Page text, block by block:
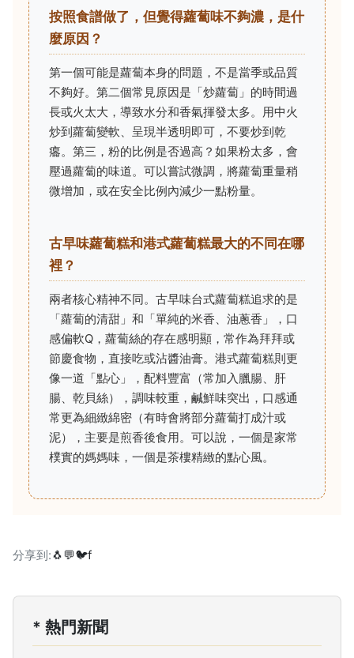
按照食譜做了，但覺得蘿蔔味不夠濃，是什
麼原因？
第一個可能是蘿蔔本身的問題，不是當季或品質
不夠好。第二個常見原因是「炒蘿蔔」的時間過
長或火太大，導致水分和香氣揮發太多。用中火
炒到蘿蔔變軟、呈現半透明即可，不要炒到乾
癟。第三，粉的比例是否過高？如果粉太多，會
壓過蘿蔔的味道。可以嘗試微調，將蘿蔔重量稍
微增加，或在安全比例內減少一點粉量。
古早味蘿蔔糕和港式蘿蔔糕最大的不同在哪
裡？
兩者核心精神不同。古早味台式蘿蔔糕追求的是
「蘿蔔的清甜」和「單純的米香、油蔥香」，口
感偏軟Q，蘿蔔絲的存在感明顯，常作為拜拜或
節慶食物，直接吃或沾醬油膏。港式蘿蔔糕則更
像一道「點心」，配料豐富（常加入臘腸、肝
腸、乾貝絲），調味較重，鹹鮮味突出，口感通
常更為細緻綿密（有時會將部分蘿蔔打成汁或
泥），主要是煎香後食用。可以說，一個是家常
樸實的媽媽味，一個是茶樓精緻的點心風。
分享到:🐧💬🐦f
* 熱門新聞